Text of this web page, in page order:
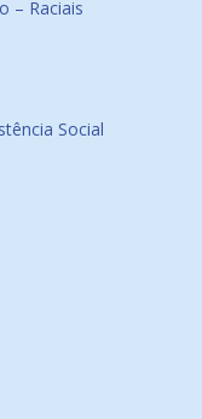
– Raciais
Social